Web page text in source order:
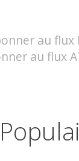
au flux
au flux